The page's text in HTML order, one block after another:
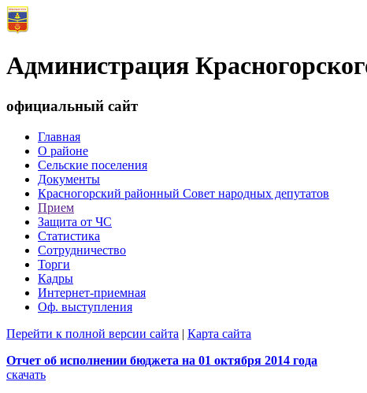
Администрация
официальный сайт
Главная
О районе
Сельские поселения
Документы
Красногорский районный Совет народных депутатов
Прием
Защита от ЧС
Статистика
Сотрудничество
Торги
Кадры
Интернет-приемная
Оф. выступления
Перейти к полной версии сайта | Карта сайта
Отчет об исполнении бюджета на 01 октября 2014 года
скачать